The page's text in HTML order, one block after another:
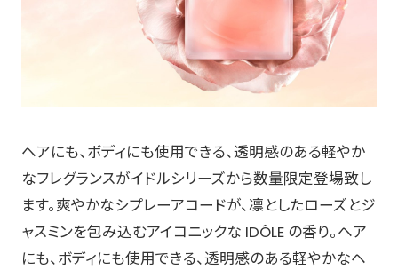
ヘアにも、ボディにも使用できる、透明感のある軽やか
なフレグランスがイドルシリーズから数量限定登場致し
ます。​爽やかなシプレーアコードが、凛としたローズとジ
ャスミンを包み込むアイコニックな IDÔLE の香り。​ヘア
にも、ボディにも使用できる、透明感のある軽やかなヘ